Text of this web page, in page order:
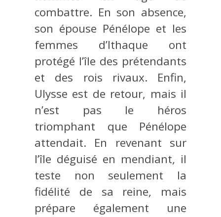
combattre. En son absence,
son épouse Pénélope et les
femmes d’Ithaque ont
protégé l’île des prétendants
et des rois rivaux. Enfin,
Ulysse est de retour, mais il
n’est pas le héros
triomphant que Pénélope
attendait. En revenant sur
l’île déguisé en mendiant, il
teste non seulement la
fidélité de sa reine, mais
prépare également une